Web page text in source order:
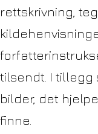
rettskrivning,
tilsendt. I tillegg
bilder, det
finne.